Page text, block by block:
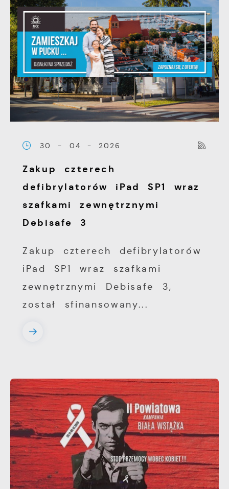
30 - 04 - 2026
Zakup czterech
defibrylatorów iPad SP1 wraz
szafkami zewnętrznymi
Debisafe 3
Zakup czterech defibrylatorów
iPad SP1 wraz szafkami
zewnętrznymi Debisafe 3,
został sfinansowany...